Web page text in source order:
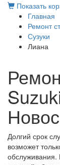
Показать
Главная
Ремонт
Сузуки
Лиана
Долгий срок
возможет
обслуживания.